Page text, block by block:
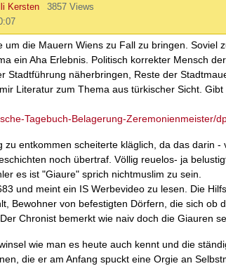
Kersten
3857 Views
die Mauern Wiens zu Fall zu bringen. Soviel
ein Aha Erlebnis. Politisch korrekter Mensch
näherbringen, Reste der
Literatur zum Thema aus türkischer Sicht.
Tagebuch-Belagerung-Zeremonienmeister/
zu entkommen scheiterte kläglich, da das darin
noch übertraf. Völlig reuelos- ja
es ist "Giaure" sprich nichtmuslim zu sein.
und meint ein IS Werbevideo zu lesen. Die
Bewohner von befestigten Dörfern, die sich ob
Chronist bemerkt wie naiv doch die Giauren
wie man es heute auch kennt und die
die er am Anfang spuckt eine Orgie an